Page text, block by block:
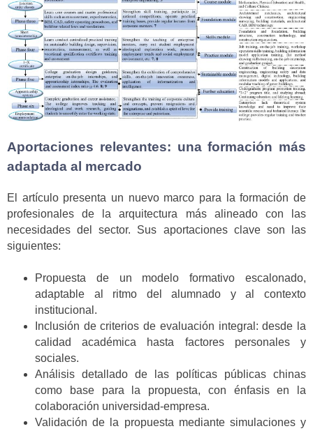
Aportaciones relevantes: una formación más
adaptada al mercado
El artículo presenta un nuevo marco para la formación de
profesionales de la arquitectura más alineado con las
necesidades del sector. Sus aportaciones clave son las
siguientes:
Propuesta de un modelo formativo escalonado,
adaptable al ritmo del alumnado y al contexto
institucional.
Inclusión de criterios de evaluación integral: desde la
calidad académica hasta factores personales y
sociales.
Análisis detallado de las políticas públicas chinas
como base para la propuesta, con énfasis en la
colaboración universidad-empresa.
Validación de la propuesta mediante simulaciones y